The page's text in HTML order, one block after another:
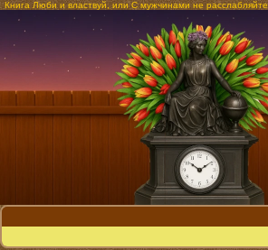
Книга Люби и властвуй, или С мужчинами не